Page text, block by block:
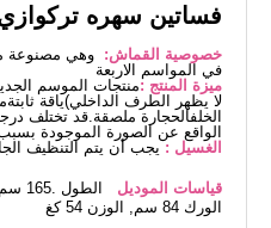
فساتين سهره
خصوصية القماش: وهي مصنوعة
في المواسم الاربعة
ميزة المنتج :منتجات الموسم
لا يظهر الطرف الداخلي)ياقة
الخلفالحجارة ملصقة.قد تختلف
الواقع عن الصورة الموجودة
الغسيل : يجب أن يتم التنظيف
قياسات الموديل
الورك 84 سم, الوزن 54 كغ